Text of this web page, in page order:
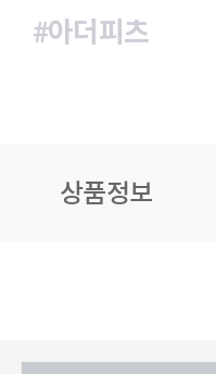
#아더피츠
상품정보